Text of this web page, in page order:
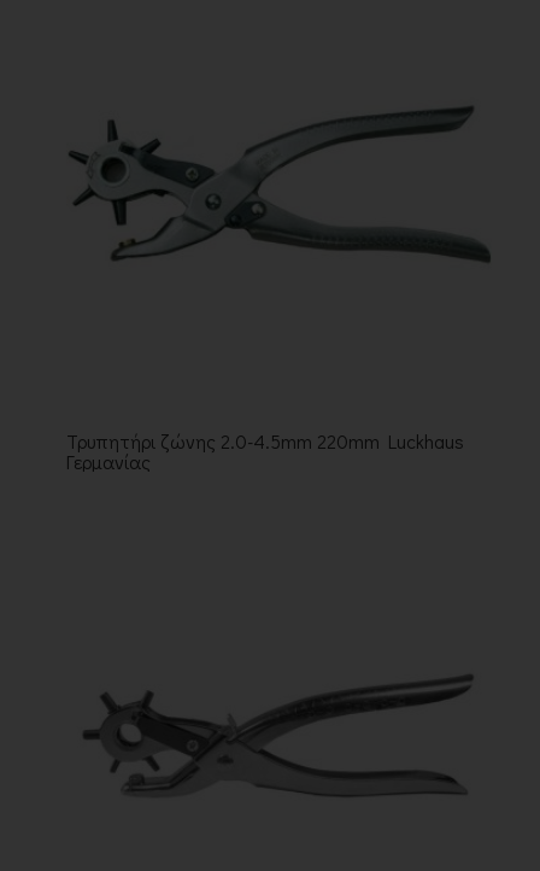
Τρυπητήρι ζώνης 2.0-4.5mm 220mm Luckhaus
Γερμανίας